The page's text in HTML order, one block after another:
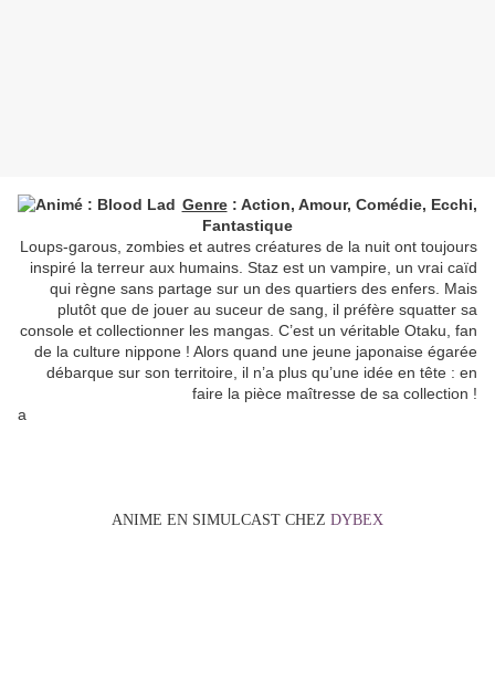
Genre: Action, Amour, Comédie, Ecchi,
Fantastique
Loups-garous, zombies et autres créatures de la nuit ont toujours
inspiré la terreur aux humains. Staz est un vampire, un vrai caïd
qui règne sans partage sur un des quartiers des enfers. Mais
plutôt que de jouer au suceur de sang, il préfère squatter sa
console et collectionner les mangas. C’est un véritable Otaku, fan
de la culture nippone ! Alors quand une jeune japonaise égarée
débarque sur son territoire, il n’a plus qu’une idée en tête : en
faire la pièce maîtresse de sa collection !
a
ANIME EN SIMULCAST CHEZ DYBEX